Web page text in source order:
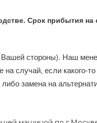
Срок прибытия на
стороны). Наш
случай, если какого-
замена на